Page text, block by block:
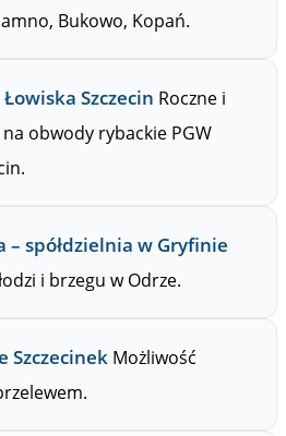
Bukowo, Kopań.
Szczecin Roczne i
obwody rybackie PGW
– spółdzielnia w Gryfinie
i brzegu w Odrze.
Szczecinek Możliwość